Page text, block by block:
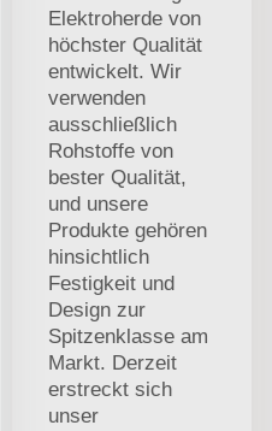
Elektroherde von
höchster Qualität
entwickelt. Wir
verwenden
ausschließlich
Rohstoffe von
bester Qualität,
und unsere
Produkte gehören
hinsichtlich
Festigkeit und
Design zur
Spitzenklasse am
Markt. Derzeit
erstreckt sich
unser